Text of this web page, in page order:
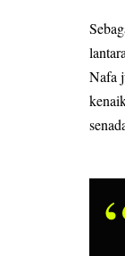
Nafa